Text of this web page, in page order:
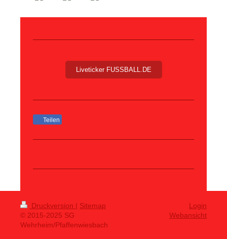
Liveticker FUSSBALL.DE
Teilen
Druckversion | Sitemap
© 2015-2025 SG
Wehrheim/Pfaffenwiesbach
Login
Webansicht